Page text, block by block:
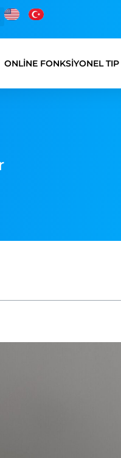
ONLINE FONKSIYONEL